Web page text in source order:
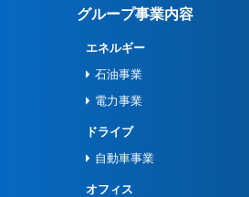
グループ事業内容
エネルギー
石油事業
電力事業
ドライブ
自動車事業
オフィス